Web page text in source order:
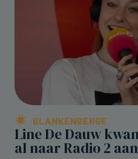
BLANKENBERGE
Line De Dauw
al naar Radio 2